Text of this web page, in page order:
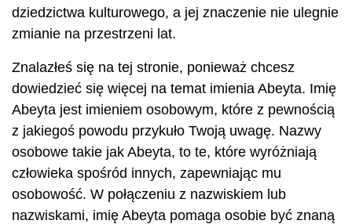
dziedzictwa kulturowego, a jej znaczenie nie ulegnie
zmianie na przestrzeni lat.
Znalazłeś się na tej stronie, ponieważ chcesz
dowiedzieć się więcej na temat imienia Abeyta. Imię
Abeyta jest imieniem osobowym, które z pewnością
z jakiegoś powodu przykuło Twoją uwagę. Nazwy
osobowe takie jak Abeyta, to te, które wyróżniają
człowieka spośród innych, zapewniając mu
osobowość. W połączeniu z nazwiskiem lub
nazwiskami, imię Abeyta pomaga osobie być znaną